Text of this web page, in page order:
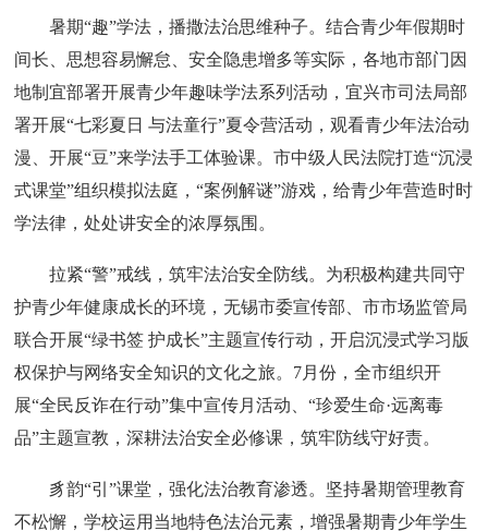
暑期“趣”学法，播撒法治思维种子。结合青少年假期时
间长、思想容易懈怠、安全隐患增多等实际，各地市部门因
地制宜部署开展青少年趣味学法系列活动，宜兴市司法局部
署开展“七彩夏日 与法童行”夏令营活动，观看青少年法治动
漫、开展“豆”来学法手工体验课。市中级人民法院打造“沉浸
式课堂”组织模拟法庭，“案例解谜”游戏，给青少年营造时时
学法律，处处讲安全的浓厚氛围。
拉紧“警”戒线，筑牢法治安全防线。为积极构建共同守
护青少年健康成长的环境，无锡市委宣传部、市市场监管局
联合开展“绿书签 护成长”主题宣传行动，开启沉浸式学习版
权保护与网络安全知识的文化之旅。7月份，全市组织开
展“全民反诈在行动”集中宣传月活动、“珍爱生命·远离毒
品”主题宣教，深耕法治安全必修课，筑牢防线守好责。
豸韵“引”课堂，强化法治教育渗透。坚持暑期管理教育
不松懈，学校运用当地特色法治元素，增强暑期青少年学生